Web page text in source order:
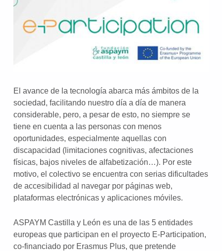
El avance de la tecnología abarca más ámbitos de la
sociedad, facilitando nuestro día a día de manera
considerable, pero, a pesar de esto, no siempre se
tiene en cuenta a las personas con menos
oportunidades, especialmente aquellas con
discapacidad (limitaciones cognitivas, afectaciones
físicas, bajos niveles de alfabetización…). Por este
motivo, el colectivo se encuentra con serias dificultades
de accesibilidad al navegar por páginas web,
plataformas electrónicas y aplicaciones móviles.
ASPAYM Castilla y León es una de las 5 entidades
europeas que participan en el proyecto E-Participation,
co-financiado por Erasmus Plus, que pretende